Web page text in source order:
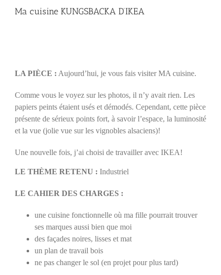
Ma cuisine KUNGSBACKA D’IKEA
LA PIÈCE : Aujourd’hui, je vous fais visiter MA cuisine.
Comme vous le voyez sur les photos, il n’y avait rien. Les
papiers peints étaient usés et démodés. Cependant, cette pièce
présente de sérieux points fort, à savoir l’espace, la luminosité
et la vue (jolie vue sur les vignobles alsaciens)!
Une nouvelle fois, j’ai choisi de travailler avec IKEA!
LE THÈME RETENU : Industriel
LE CAHIER DES CHARGES :
une cuisine fonctionnelle où ma fille pourrait trouver
ses marques aussi bien que moi
des façades noires, lisses et mat
un plan de travail bois
ne pas changer le sol (en projet pour plus tard)